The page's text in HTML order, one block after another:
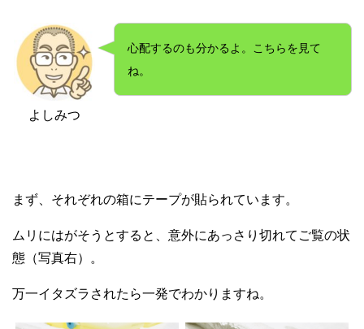
よしみつ
心配するのも分かるよ。こちらを見て
ね。
まず、それぞれの箱にテープが貼られています。
ムリにはがそうとすると、意外にあっさり切れてご覧の状
態（写真右）。
万一イタズラされたら一発でわかりますね。